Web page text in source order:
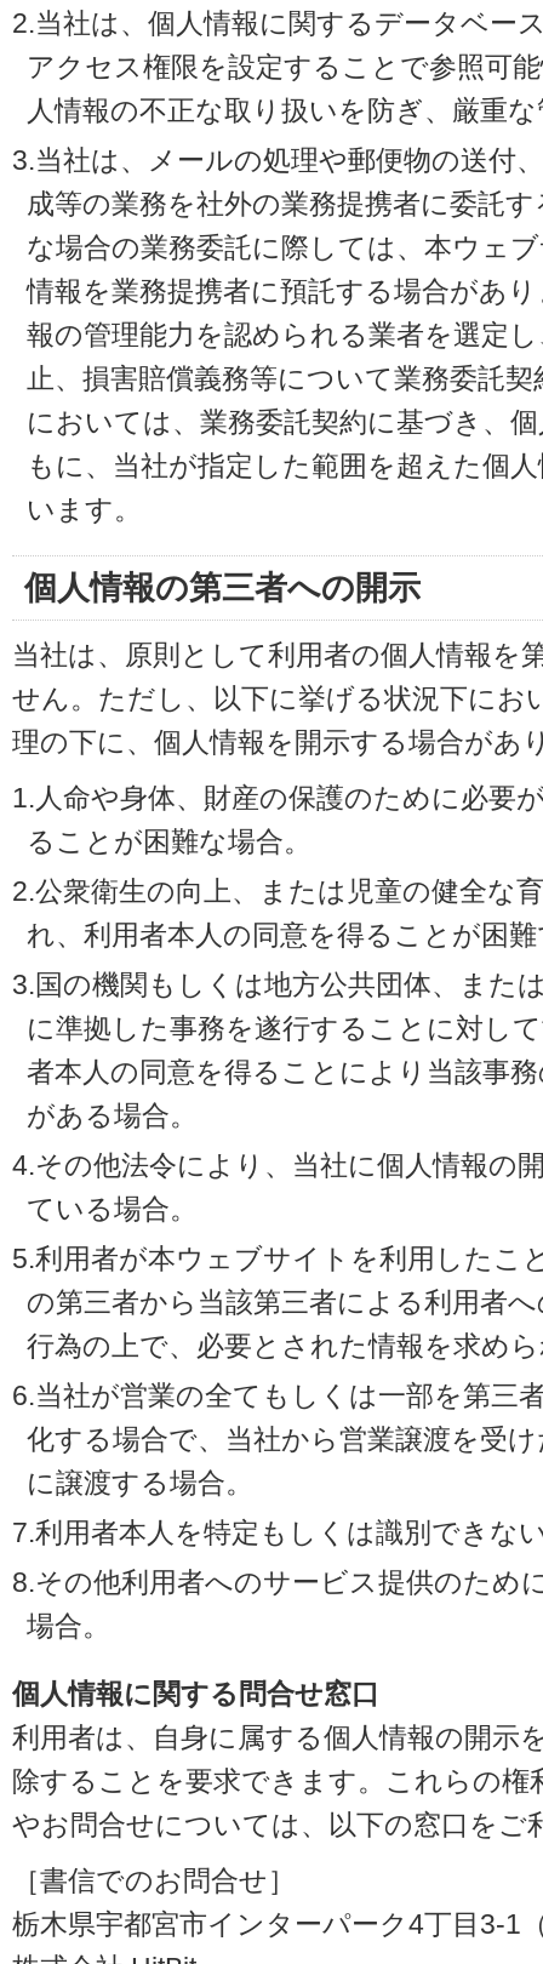
2.当社は、個人情報に関するデータベー
アクセス権限を設定することで参照可
人情報の不正な取り扱いを防ぎ、厳重
3.当社は、メールの処理や郵便物の送付
成等の業務を社外の業務提携者に委託
な場合の業務委託に際しては、本ウェ
情報を業務提携者に預託する場合があ
報の管理能力を認められる業者を選定
止、損害賠償義務等について業務委託
においては、業務委託契約に基づき、
もに、当社が指定した範囲を超えた個
います。
個人情報の第三者への開示
当社は、原則として利用者の個人情報を
せん。ただし、以下に挙げる状況下にお
理の下に、個人情報を開示する場合があ
1.人命や身体、財産の保護のために必要
ることが困難な場合。
2.公衆衛生の向上、または児童の健全な
れ、利用者本人の同意を得ることが困
3.国の機関もしくは地方公共団体、また
に準拠した事務を遂行することに対し
者本人の同意を得ることにより当該事
がある場合。
4.その他法令により、当社に個人情報の
ている場合。
5.利用者が本ウェブサイトを利用したこ
の第三者から当該第三者による利用者
行為の上で、必要とされた情報を求め
6.当社が営業の全てもしくは一部を第三
化する場合で、当社から営業譲渡を受
に譲渡する場合。
7.利用者本人を特定もしくは識別できな
8.その他利用者へのサービス提供のため
場合。
個人情報に関する問合せ窓口
利用者は、自身に属する個人情報の開示
除することを要求できます。これらの権
やお問合せについては、以下の窓口をご
［書信でのお問合せ］
栃木県宇都宮市インターパーク4丁目3-1